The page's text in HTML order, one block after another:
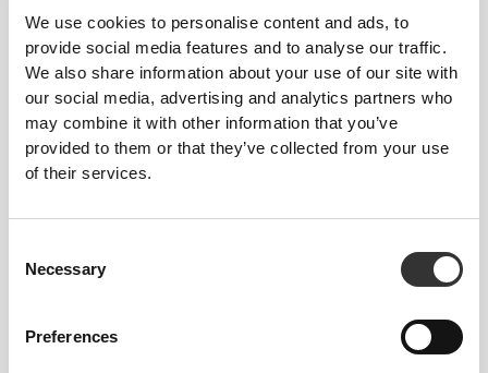
We use cookies to personalise content and ads, to
provide social media features and to analyse our traffic.
We also share information about your use of our site with
our social media, advertising and analytics partners who
may combine it with other information that you’ve
provided to them or that they’ve collected from your use
of their services.
Selection
Necessary
Preferences
ΒΕΛΤΙΩΜΕΝΟΜΕ NRG
Ο ίδιος σχεδιασμός που έχεις συνηθίσει, αλλά
βελτιωμένος με την τεχνολογία NRG μας, που
ενισχύει τους μύες σου, βελτιώνει την κυκλοφορία
του αίματος, βοηθά στην ανακούφιση της κόπωσης
και δουλεύει σκληρά για να βελτιώσει την απόδοσή